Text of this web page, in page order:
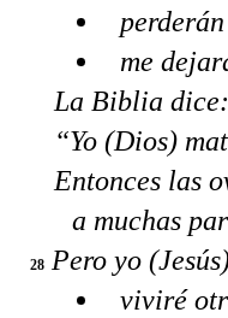
me
La Biblia dice:
“Yo (Dios)
Entonces las
a muchas
28 Pero yo
viviré